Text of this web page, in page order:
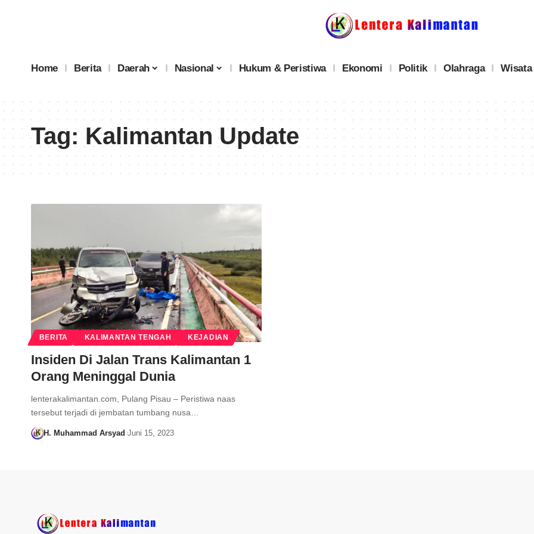
Home Berita Daerah Nasional Hukum & Peristiwa Ekonomi Politik Olahraga Wisata
Tag:Kalimantan Update
BERITA KALIMANTAN TENGAH KEJADIAN
Insiden Di Jalan Trans Kalimantan 1
Orang Meninggal Dunia
lenterakalimantan.com, Pulang Pisau – Peristiwa naas
tersebut terjadi di jembatan tumbang nusa…
H. Muhammad Arsyad Juni 15, 2023